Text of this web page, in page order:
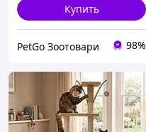
Купить
PetGo Зоотовари 98%